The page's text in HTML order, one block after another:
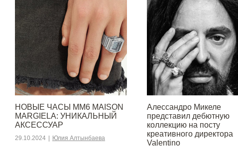
НОВЫЕ ЧАСЫ MM6 MAISON
MARGIELA: УНИКАЛЬНЫЙ
АКСЕССУАР
29.10.2024 Юлия Алтынбаева
Алессандро Микеле
представил дебютную
коллекцию на посту
креативного директора
Valentino